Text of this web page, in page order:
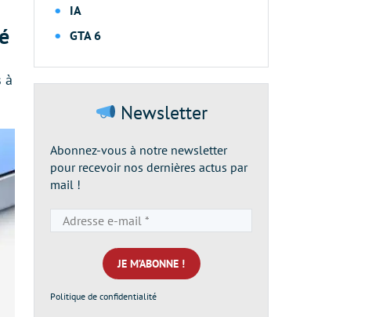
à
IA
GTA 6
Newsletter
Abonnez-vous à notre newsletter
pour recevoir nos dernières actus par
mail !
e-
mail
*
Politique de confidentialité